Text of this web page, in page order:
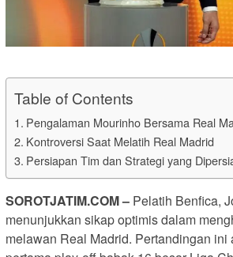
Table of Contents
Pengalaman Mourinho Bersama Real
Kontroversi Saat Melatih Real Madrid
Persiapan Tim dan Strategi yang
SOROTJATIM.COM – Pelatih Benfica,
menunjukkan sikap optimis dalam
melawan Real Madrid. Pertandingan ini